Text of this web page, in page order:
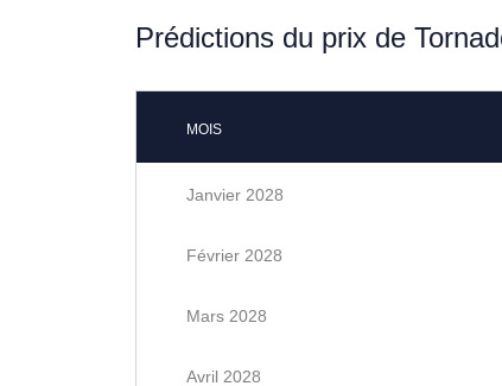
Prédictions du prix de
MOIS
Janvier 2028
Février 2028
Mars 2028
Avril 2028